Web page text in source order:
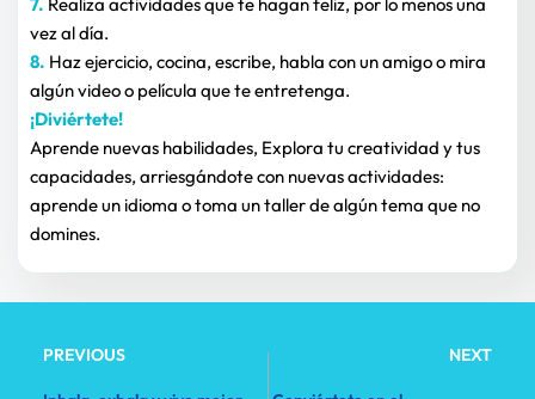
vez al día.
8. Haz ejercicio, cocina, escribe, habla con un amigo o mira
algún video o película que te entretenga.
¡Diviértete!
Aprende nuevas habilidades, Explora tu creatividad y tus
capacidades, arriesgándote con nuevas actividades:
aprende un idioma o toma un taller de algún tema que no
domines.
PREVIOUS NEXT